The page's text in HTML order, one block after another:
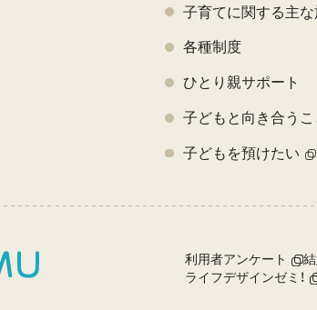
子育てに関する主な
各種制度
ひとり親サポート
子どもと向き合う
子どもを預けたい
利用者アンケート
ライフデザインゼミ！